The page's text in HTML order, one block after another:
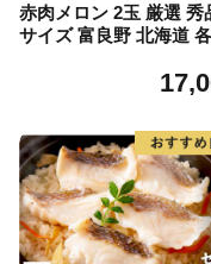
赤肉メロン 2玉 厳選 秀
サイズ 富良野 北海道
富良野 メロン めろん